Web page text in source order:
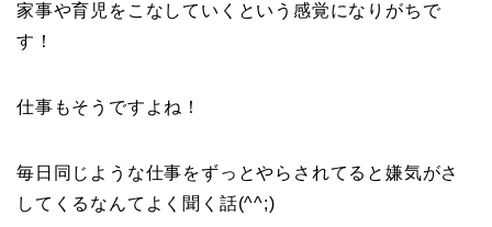
家事や育児をこなしていくという感覚になりがちで
す！
仕事もそうですよね！
毎日同じような仕事をずっとやらされてると嫌気がさ
してくるなんてよく聞く話(^^;)